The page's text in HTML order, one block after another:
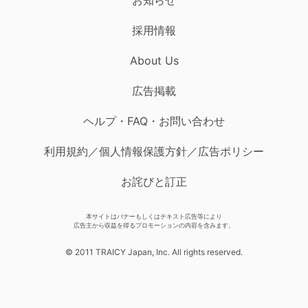
採用情報
About Us
広告掲載
ヘルプ・FAQ・お問い合わせ
利用規約／個人情報保護方針／広告ポリシー
お詫びと訂正
本サイトはバナーもしくはテキスト広告等により
広告主から収益を得るプロモーションの内容を含みます。
© 2011 TRAICY Japan, Inc. All rights reserved.